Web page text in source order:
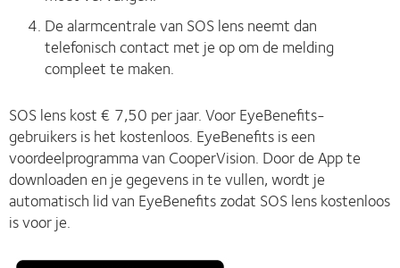
De alarmcentrale van SOS lens neemt dan
telefonisch contact met je op om de melding
compleet te maken.
SOS lens kost € 7,50 per jaar. Voor EyeBenefits-
gebruikers is het kostenloos. EyeBenefits is een
voordeelprogramma van CooperVision. Door de App te
downloaden en je gegevens in te vullen, wordt je
automatisch lid van EyeBenefits zodat SOS lens kostenloos
is voor je.